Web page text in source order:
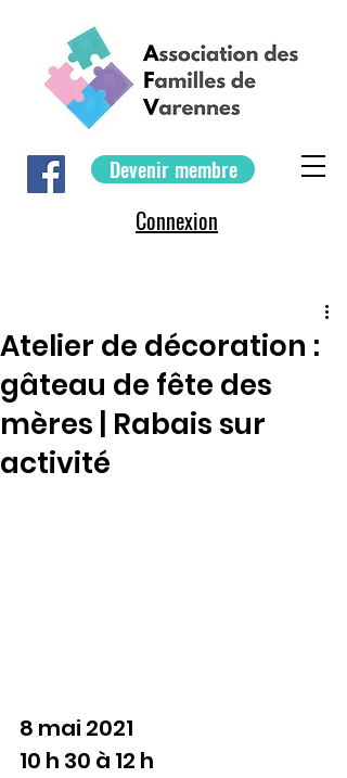
Devenir membre
Connexion
Atelier de décoration :
gâteau de fête des
mères | Rabais sur
activité
8 mai 2021
10 h 30 à 12 h